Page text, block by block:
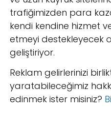
trafiğimizden para
kendi kendine hizmet
etmeyi destekleyecek
geliştiriyor.
Reklam gelirlerinizi
yaratabileceğimiz
edinmek ister misiniz?